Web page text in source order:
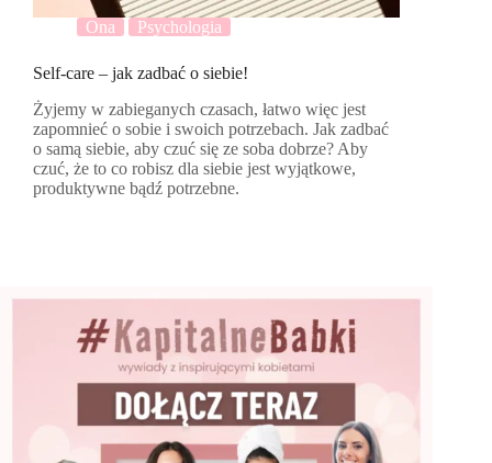
Ona Psychologia
Self-care – jak zadbać o siebie!
Żyjemy w zabieganych czasach, łatwo więc jest
zapomnieć o sobie i swoich potrzebach. Jak zadbać
o samą siebie, aby czuć się ze soba dobrze? Aby
czuć, że to co robisz dla siebie jest wyjątkowe,
produktywne bądź potrzebne.